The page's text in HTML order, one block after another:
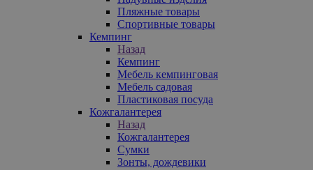
Пляжные товары
Спортивные товары
Кемпинг
Назад
Кемпинг
Мебель кемпинговая
Мебель садовая
Пластиковая посуда
Кожгалантерея
Назад
Кожгалантерея
Сумки
Зонты, дождевики